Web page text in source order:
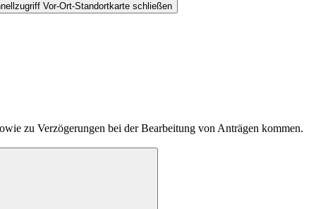
Vor-Ort-Standortkarte schließen
zu Verzögerungen bei der Bearbeitung von Anträgen kommen.